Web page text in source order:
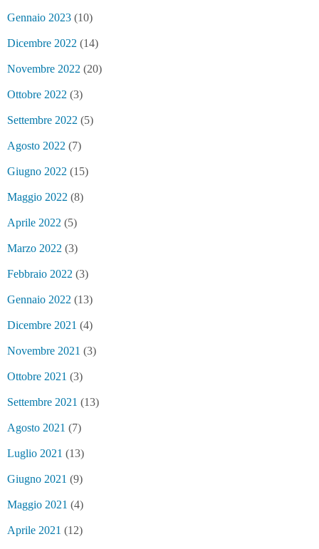
Gennaio 2023 (10)
Dicembre 2022 (14)
Novembre 2022 (20)
Ottobre 2022 (3)
Settembre 2022 (5)
Agosto 2022 (7)
Giugno 2022 (15)
Maggio 2022 (8)
Aprile 2022 (5)
Marzo 2022 (3)
Febbraio 2022 (3)
Gennaio 2022 (13)
Dicembre 2021 (4)
Novembre 2021 (3)
Ottobre 2021 (3)
Settembre 2021 (13)
Agosto 2021 (7)
Luglio 2021 (13)
Giugno 2021 (9)
Maggio 2021 (4)
Aprile 2021 (12)